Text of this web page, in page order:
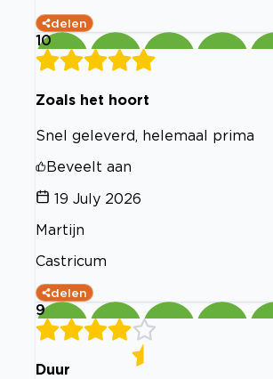
delen
10
Zoals het hoort
Snel geleverd, helemaal prima
Beveelt aan
19 July 2026
Martijn
Castricum
delen
9
Duur